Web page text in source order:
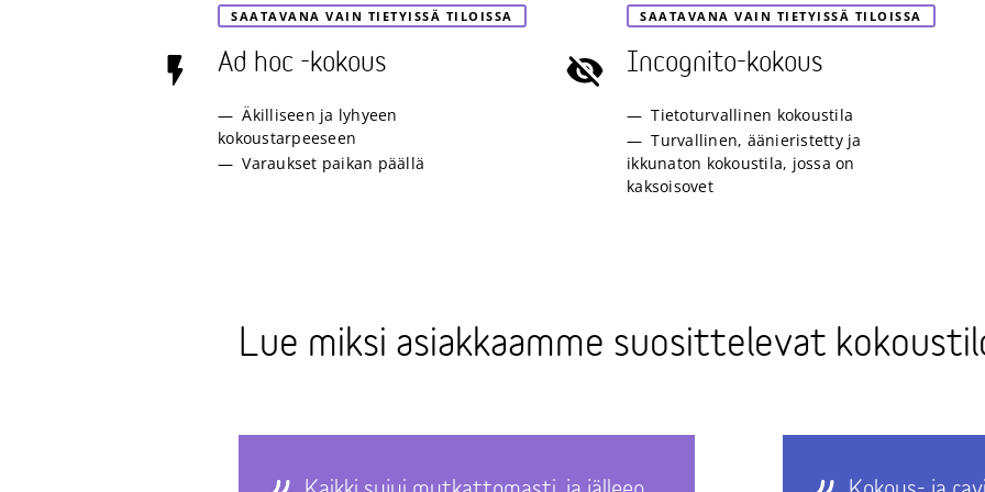
SAATAVANA VAIN TIETYISSÄ TILOISSA
Ad hoc -kokous
Äkilliseen ja lyhyeen
kokoustarpeeseen
Varaukset paikan päällä
SAATAVANA VAIN TIETYISSÄ TILOISSA
Incognito-kokous
Tietoturvallinen kokoustila
Turvallinen, äänieristetty ja
ikkunaton kokoustila, jossa on
kaksoisovet
Lue miksi asiakkaamme suosittelevat